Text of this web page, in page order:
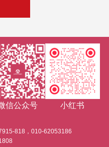
信公众号
小红书
818，010-62053186